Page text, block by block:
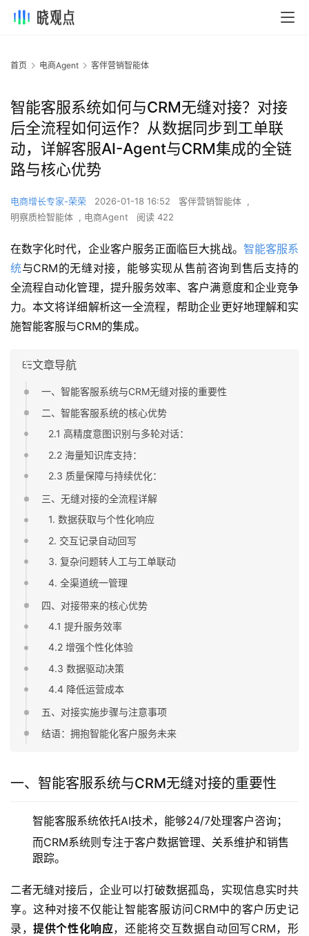
首页 电商Agent 客伴营销智能体
智能客服系统如何与CRM无缝对接？对接
后全流程如何运作？从数据同步到工单联
动，详解客服AI-Agent与CRM集成的全链
路与核心优势
电商增长专家-荣荣 2026-01-18 16:52 客伴营销智能体 ,
明察质检智能体 , 电商Agent 阅读 422
在数字化时代，企业客户服务正面临巨大挑战。 智能客服系
统与CRM的无缝对接，能够实现从售前咨询到售后支持的
全流程自动化管理，提升服务效率、客户满意度和企业竞争
力。本文将详细解析这一全流程，帮助企业更好地理解和实
施智能客服与CRM的集成。
文章导航
一、智能客服系统与CRM无缝对接的重要性
二、智能客服系统的核心优势
2.1 高精度意图识别与多轮对话：
2.2 海量知识库支持：
2.3 质量保障与持续优化：
三、无缝对接的全流程详解
1. 数据获取与个性化响应
2. 交互记录自动回写
3. 复杂问题转人工与工单联动
4. 全渠道统一管理
四、对接带来的核心优势
4.1 提升服务效率
4.2 增强个性化体验
4.3 数据驱动决策
4.4 降低运营成本
五、对接实施步骤与注意事项
结语：拥抱智能化客户服务未来
一、智能客服系统与CRM无缝对接的重要性
智能客服系统依托AI技术，能够24/7处理客户咨询；
而CRM系统则专注于客户数据管理、关系维护和销售
跟踪。
二者无缝对接后，企业可以打破数据孤岛，实现信息实时共
享。这种对接不仅能让智能客服访问CRM中的客户历史记
录，提供个性化响应，还能将交互数据自动回写CRM，形